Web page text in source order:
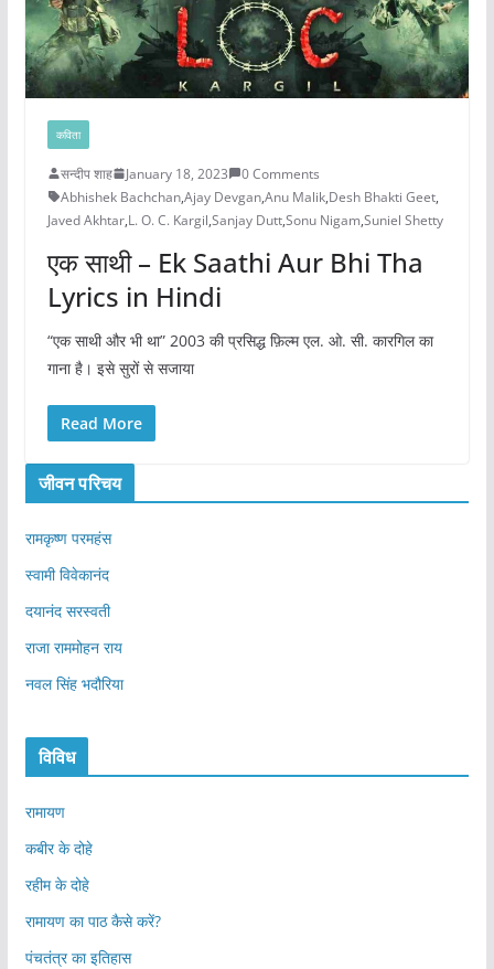
कविता
सन्दीप शाह January 18, 2023
0 Comments
Abhishek Bachchan,Ajay Devgan,Anu Malik,Desh Bhakti Geet,
Javed Akhtar,L. O. C. Kargil,Sanjay Dutt,Sonu Nigam,Suniel Shetty
एक साथी – Ek Saathi Aur Bhi Tha
Lyrics in Hindi
“एक साथी और भी था” 2003 की प्रसिद्ध फ़िल्म एल. ओ. सी. कारगिल का
गाना है। इसे सुरों से सजाया
Read More
जीवन परिचय
रामकृष्ण परमहंस
स्वामी विवेकानंद
दयानंद सरस्वती
राजा राममोहन राय
नवल सिंह भदौरिया
विविध
रामायण
कबीर के दोहे
रहीम के दोहे
रामायण का पाठ कैसे करें?
पंचतंत्र का इतिहास